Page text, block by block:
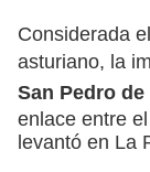
Considerada
asturiano, la
San Pedro de
enlace entre
levantó en La